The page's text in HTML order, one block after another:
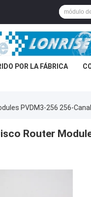
POR LA FÁBRICA
PVDM3-256 256-
Router